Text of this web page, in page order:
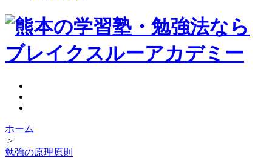
ホーム
>
勉強の原理原則